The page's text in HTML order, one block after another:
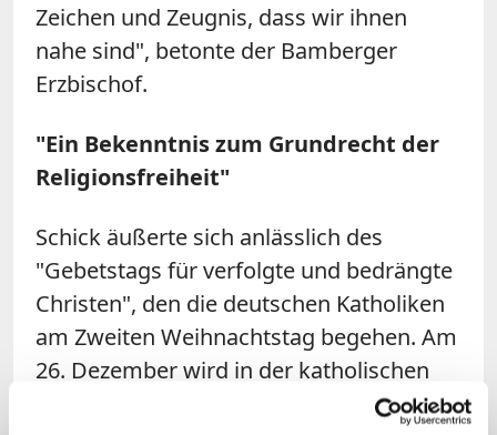
Zeichen und Zeugnis, dass wir ihnen
nahe sind", betonte der Bamberger
Erzbischof.
"Ein Bekenntnis zum Grundrecht der
Religionsfreiheit"
Schick äußerte sich anlässlich des
"Gebetstags für verfolgte und bedrängte
Christen", den die deutschen Katholiken
am Zweiten Weihnachtstag begehen. Am
26. Dezember wird in der katholischen
Kirche das Fest des heiligen Stephanus,